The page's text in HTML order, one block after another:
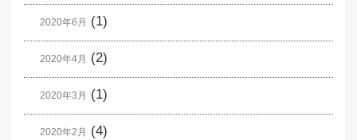
2020年6月 (1)
2020年4月 (2)
2020年3月 (1)
2020年2月 (4)